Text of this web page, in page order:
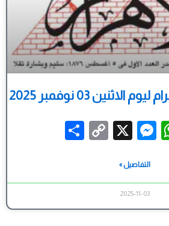
03 نوفمبر 2025
WhatsApp
Messenger
X
Copy
التفاصيل »
2025-11-03